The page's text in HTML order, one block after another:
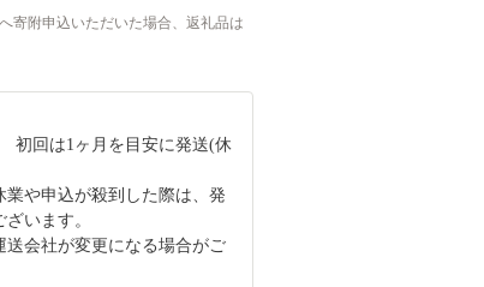
寄附申込いただいた場合、返礼品は
初回は1ヶ月を目安に発送(休
や申込が殺到した際は、発
います。
会社が変更になる場合がご